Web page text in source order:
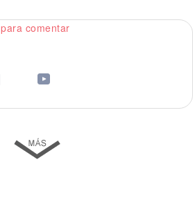
para comentar